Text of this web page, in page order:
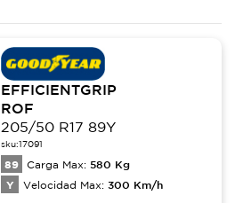
EFFICIENTGRIP
ROF
205/50 R17 89Y
sku:17091
89 Carga Max: 580 Kg
Y Velocidad Max: 300 Km/h